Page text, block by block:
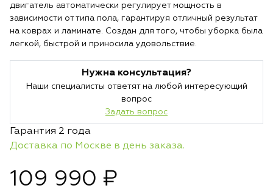
двигатель автоматически регулирует мощность в
зависимости от типа пола, гарантируя отличный результат
на коврах и ламинате. Создан для того, чтобы уборка была
легкой, быстрой и приносила удовольствие.
Нужна консультация?
Наши специалисты ответят на любой интересующий
вопрос
Задать вопрос
Гарантия 2 года
Доставка по Москве в день заказа.
109 990 ₽